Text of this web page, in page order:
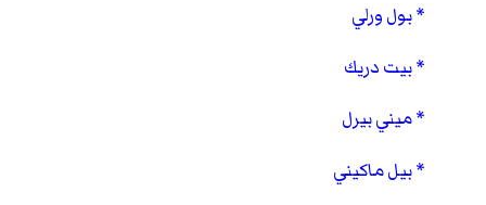
بول ورلي
بيت دريك
ميني بيرل
بيل ماكيني